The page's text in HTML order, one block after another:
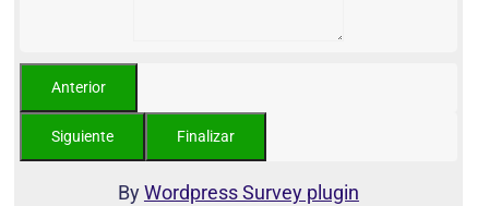
ByWordpress Survey plugin